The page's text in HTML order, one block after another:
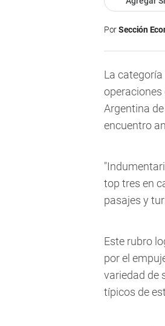
PorSección
La
operaciones
Argentina
encuentro
top tres en
pasajes y
Este rubro
por el
variedad de
típicos de